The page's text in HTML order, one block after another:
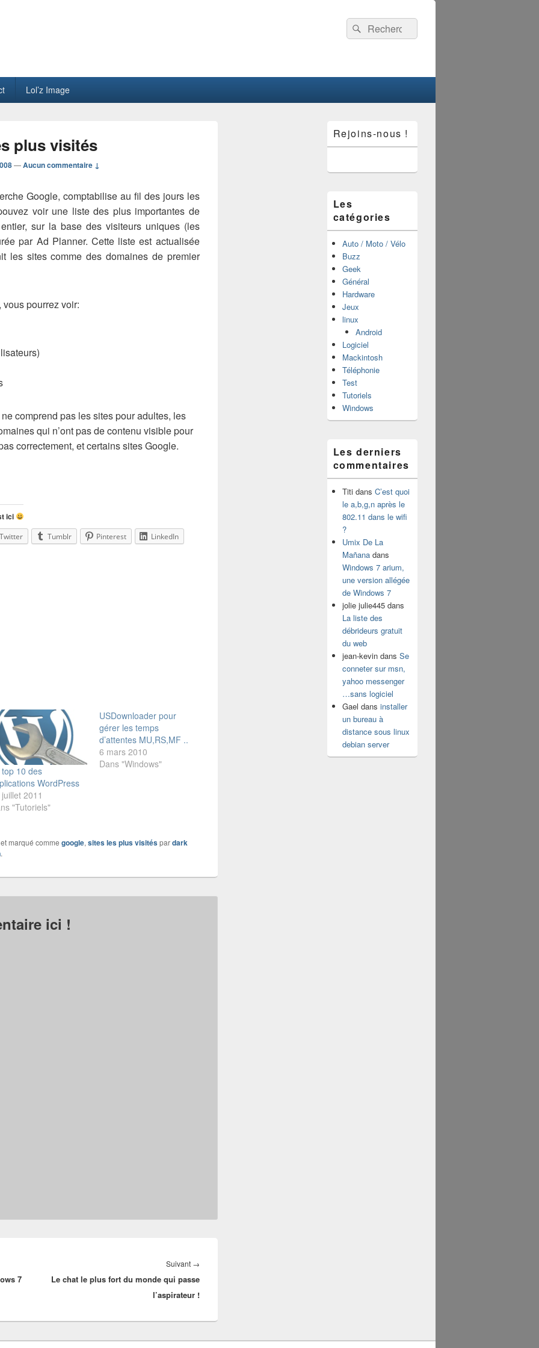
Recherche :
Rechercher
Lol’z Image
plus visités
—Aucun commentaire ↓
Google, comptabilise au fil des jours les
voir une liste des plus importantes de
sur la base des visiteurs uniques (les
par Ad Planner. Cette liste est actualisée
les sites comme des domaines de premier
pourrez voir:
comprend pas les sites pour adultes, les
qui n’ont pas de contenu visible pour
correctement, et certains sites Google.
ici
Twitter Tumblr Pinterest
LinkedIn
top 10 des
WordPress
2011
"Tutoriels"
USDownloader pour
gérer les temps
d’attentes MU,RS,MF ..
6 mars 2010
Dans "Windows"
marqué comme google, sites les plus visitéspardark
.
ici !
7
Suivant →Article
suivant :
Le chat le plus fort du monde qui passe
l’aspirateur !
principale
de
pour
latérale
Rejoins-nous !
Les
catégories
Auto / Moto / Vélo
Buzz
Geek
Général
Hardware
Jeux
linux
Android
Logiciel
Mackintosh
Téléphonie
Test
Tutoriels
Windows
Les derniers
commentaires
Titidans C’est quoi
le a,b,g,n après le
802.11 dans le wifi
?
Umix De La
Mañanadans
Windows 7 arium,
une version allégée
de Windows 7
jolie julie445dans
La liste des
débrideurs gratuit
du web
jean-kevindans Se
conneter sur msn,
yahoo messenger
…sans logiciel
Gael dans installer
un bureau à
distance sous linux
debian server